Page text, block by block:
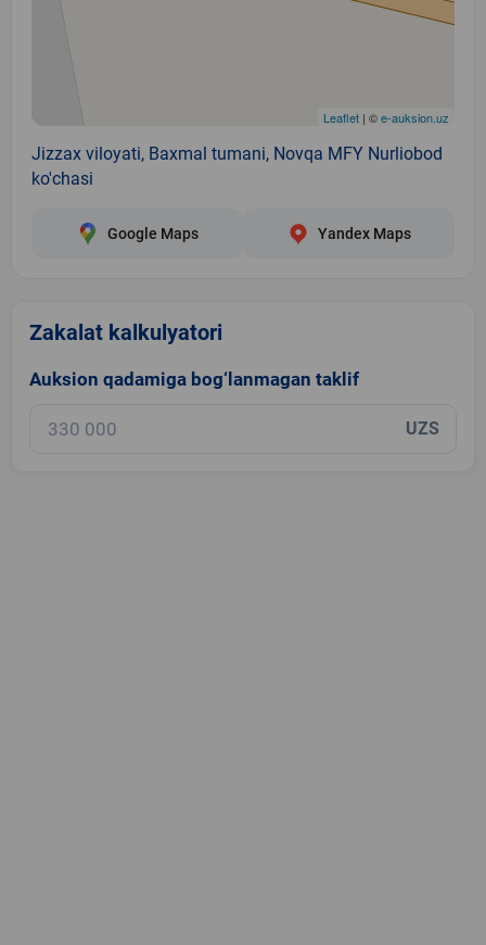
Leaflet | ©e-auksion.uz
Jizzax viloyati, Baxmal tumani, Novqa MFY Nurliobod
ko'chasi
Google Maps Yandex Maps
Zakalat kalkulyatori
Auksion qadamiga bog‘lanmagan taklif
UZS